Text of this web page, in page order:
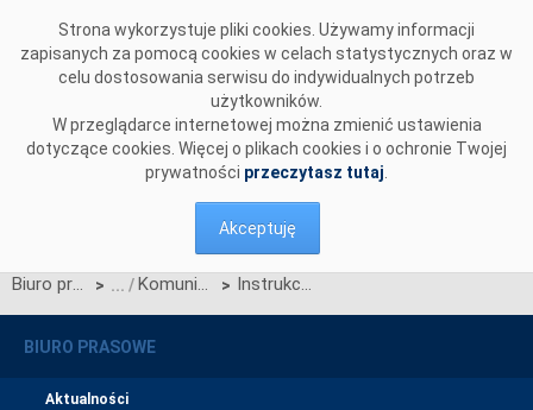
Strona wykorzystuje pliki cookies. Używamy informacji
zapisanych za pomocą cookies w celach statystycznych oraz w
celu dostosowania serwisu do indywidualnych potrzeb
użytkowników.
W przeglądarce internetowej można zmienić ustawienia
dotyczące cookies. Więcej o plikach cookies i o ochronie Twojej
prywatności przeczytasz tutaj
Akceptuję
Biuro prasowe > Komunikaty OSP > Instrukcja instalacji i konfiguracji klienta AppGate na stacjach z systemem operacyjnym Windows wersja 1.0
BIURO PRASOWE
Aktualności